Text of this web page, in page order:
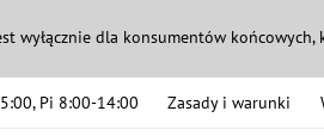
wyłącznie dla konsumentów
Pi 8:00-14:00 Zasady i warunki